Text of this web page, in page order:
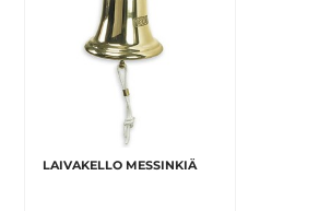
LAIVAKELLO MESSINKIÄ